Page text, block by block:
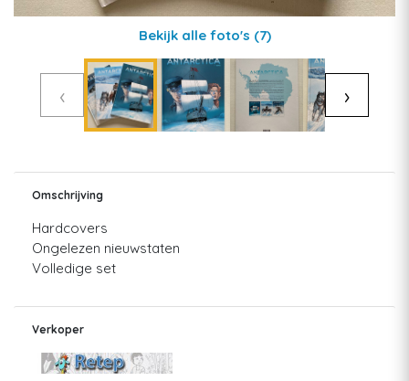
Bekijk alle foto's (7)
‹ ›
Omschrijving
Hardcovers
Ongelezen nieuwstaten
Volledige set
Verkoper